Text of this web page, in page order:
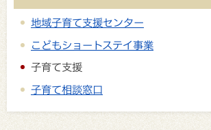
地域子育て支援センター
こどもショートステイ事業
子育て支援
子育て相談窓口